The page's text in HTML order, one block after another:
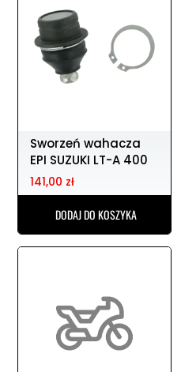
Sworzeń wahacza
EPI SUZUKI LT-A 400
2X4
141,00 zł
DODAJ DO KOSZYKA